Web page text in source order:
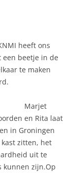
heeft ons
een beetje in de
te maken
Marjet
en Rita laat
in Groningen
zitten, het
uit te
kunnen zijn.Op